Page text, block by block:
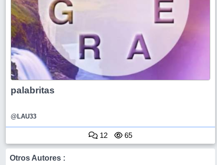
palabritas
@LAU33
12 65
Otros Autores :